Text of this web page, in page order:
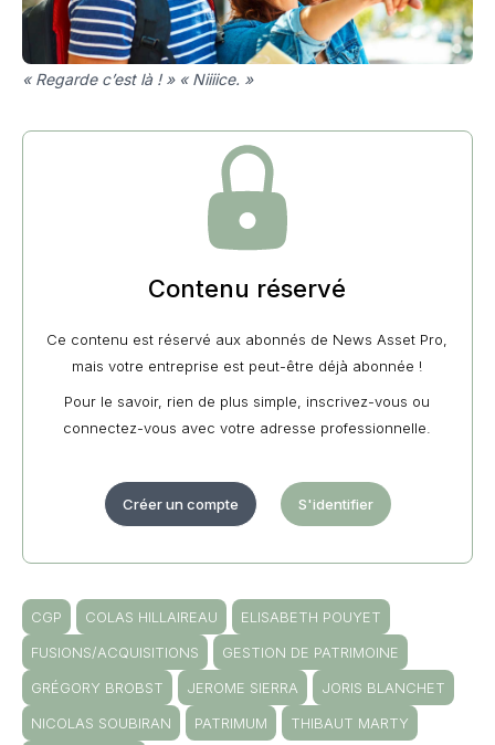
« Regarde c’est là ! » « Niiiice. »
Contenu réservé
Ce contenu est réservé aux abonnés de News Asset Pro,
mais votre entreprise est peut-être déjà abonnée !
Pour le savoir, rien de plus simple, inscrivez-vous ou
connectez-vous avec votre adresse professionnelle.
Créer un compte S'identifier
CGP COLAS HILLAIREAU
ELISABETH POUYET
FUSIONS/ACQUISITIONS
GESTION DE PATRIMOINE
GRÉGORY BROBST
JEROME SIERRA
JORIS BLANCHET
NICOLAS SOUBIRAN
PATRIMUM
THIBAUT MARTY